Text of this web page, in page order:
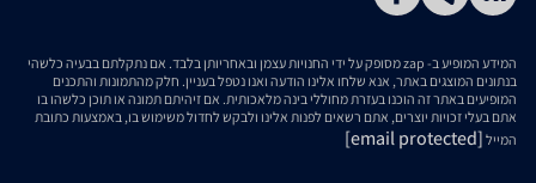
המידע המופיע ב- zap מסופק על ידי החנויות עצמן ובאחריותן בלבד. אם נתקלתם בבעיה כלשהי
בנתונים המוצגים באתר, אנא שלחו אלינו הודעה ואנו נטפל בעניין. חלק מהתמונות והתכנים
המופיעים באתר זה הוכנו בעזרת מחוללי בינה מלאכותית. אם זיהיתם תמונה או תוכן כלשהו בו
אתם בעלי זכויות יוצרים, אתם רשאים לפנות אלינו ולבקש לחדול משימוש בו, באמצעות כתובת
המייל [email protected]